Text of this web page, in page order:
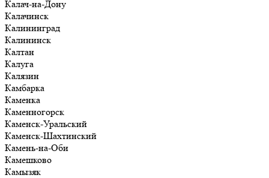
Калач-на-Дону
Калачинск
Калининград
Калининск
Калтан
Калуга
Калязин
Камбарка
Каменка
Каменногорск
Каменск-Уральский
Каменск-Шахтинский
Камень-на-Оби
Камешково
Камызяк